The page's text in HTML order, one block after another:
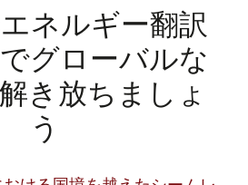
ネルギー翻訳
グローバルな
き放ちましょ
う